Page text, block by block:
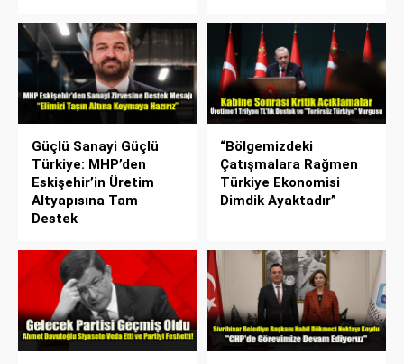
Güçlü Sanayi Güçlü
Türkiye: MHP’den
Eskişehir’in Üretim
Altyapısına Tam
Destek
“Bölgemizdeki
Çatışmalara Rağmen
Türkiye Ekonomisi
Dimdik Ayaktadır”